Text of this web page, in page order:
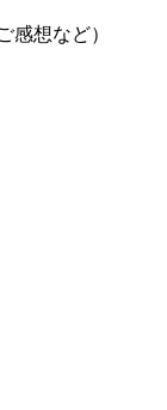
想など）